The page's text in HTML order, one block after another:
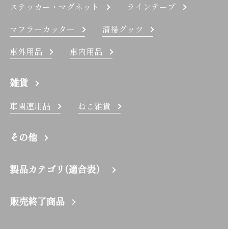
ステッカー・マグネット
ラインテープ
マフラーカッター
清掃グッツ
車外用品
車内用品
雑貨
車関連用品 ねこ雑貨
その他
製品カテゴリ(適合表）
販売終了商品